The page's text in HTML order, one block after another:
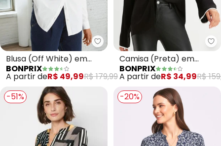
bonprix - Blusa (Off White) em
Blusa (Off White) em
Tricoline
BONPRIX
A partir deR$ 49,99R$ 179,99
Camisa (Preta) em
Viscose Plana
BONPRIX
A partir deR$ 34,99R$
-51%
-20%